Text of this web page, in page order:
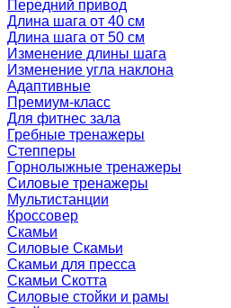
Передний привод
Длина шага от 40 см
Длина шага от 50 см
Изменение длины шага
Изменение угла наклона
Адаптивные
Премиум-класс
Для фитнес зала
Гребные тренажеры
Степперы
Горнолыжные тренажеры
Силовые тренажеры
Мультистанции
Кроссовер
Скамьи
Силовые Скамьи
Скамьи для пресса
Скамьи Скотта
Силовые стойки и рамы